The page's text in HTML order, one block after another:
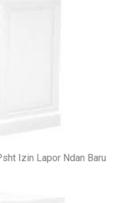
Izin Lapor Ndan Baru